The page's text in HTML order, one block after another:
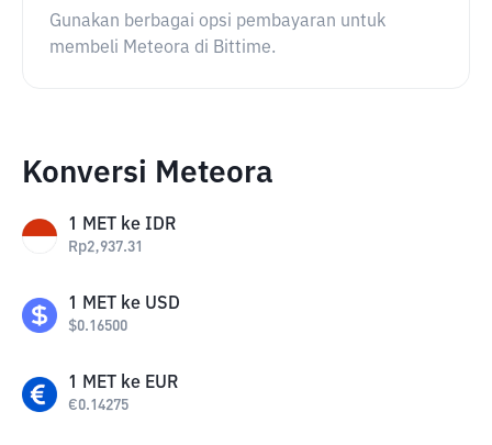
Gunakan berbagai opsi pembayaran untuk
membeli Meteora di Bittime.
Konversi Meteora
1 MET ke IDR
Rp2,937.31
1 MET ke USD
$0.16500
1 MET ke EUR
€0.14275